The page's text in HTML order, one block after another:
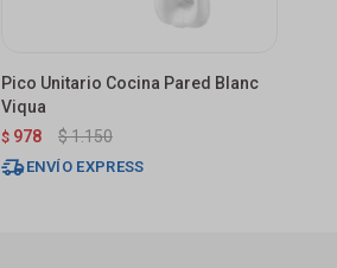
Pico Unitario Cocina Pared Blanc
Viqua
$ 978 $1.150
ENVÍO EXPRESS